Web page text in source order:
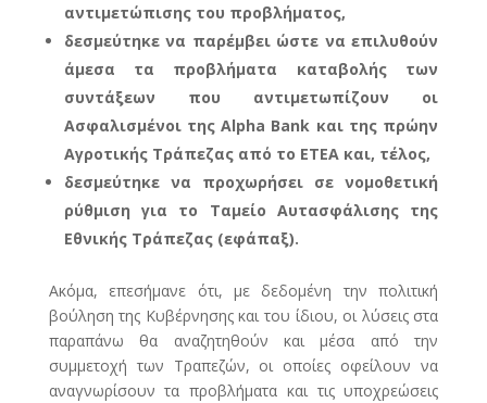
αντιμετώπισης του προβλήματος,
δεσμεύτηκε να παρέμβει ώστε να επιλυθούν
άμεσα τα προβλήματα καταβολής των
συντάξεων που αντιμετωπίζουν οι
Ασφαλισμένοι της Alpha Bank και της πρώην
Αγροτικής Τράπεζας από το ΕΤΕΑ και, τέλος,
δεσμεύτηκε να προχωρήσει σε νομοθετική
ρύθμιση για το Ταμείο Αυτασφάλισης της
Εθνικής Τράπεζας (εφάπαξ).
Ακόμα, επεσήμανε ότι, με δεδομένη την πολιτική
βούληση της Κυβέρνησης και του ίδιου, οι λύσεις στα
παραπάνω θα αναζητηθούν και μέσα από την
συμμετοχή των Τραπεζών, οι οποίες οφείλουν να
αναγνωρίσουν τα προβλήματα και τις υποχρεώσεις